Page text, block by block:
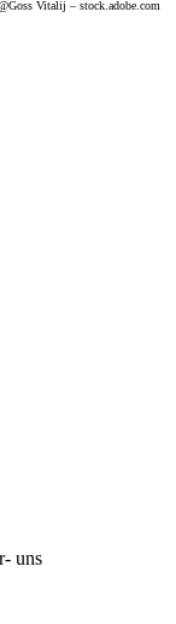
oss Vitalij – stock.adobe.com
uns